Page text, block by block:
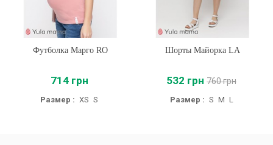
Футболка Марго RO
714 грн
Размер : XS S
Шорты Майорка LA
532 грн 760 грн
Размер : S M L